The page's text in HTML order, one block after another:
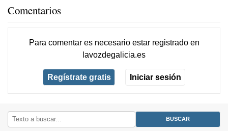
Comentarios
Para comentar es necesario estar registradoen
lavozdegalicia.es
Regístrate gratis Iniciar sesión